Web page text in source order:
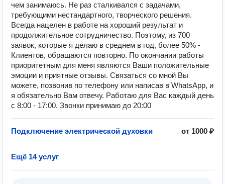
чем занимаюсь. Не раз сталкивался с задачами,
требующими нестандартного, творческого решения.
Всегда нацелен в работе на хороший результат и
продолжительное сотрудничество. Поэтому, из 700
заявок, которые я делаю в среднем в год, более 50% -
Клиентов, обращаются повторно. По окончании работы
приоритетным для меня являются Ваши положительные
эмоции и приятные отзывы. Связаться со мной Вы
можете, позвонив по телефону или написав в WhatsApp, и
я обязательно Вам отвечу. Работаю для Вас каждый день
с 8:00 - 17:00. Звонки принимаю до 20:00
Подключение электрической духовки от 1000 ₽
Ещё 14 услуг